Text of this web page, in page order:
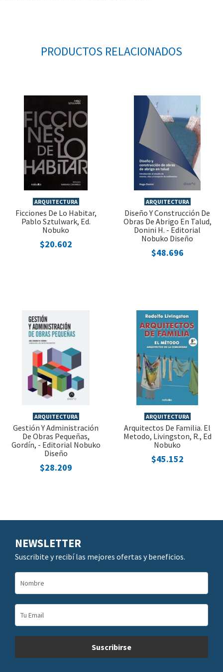
PRODUCTOS RELACIONADOS
ARQUITECTURA
Ficciones De Lo Habitar,
Pablo Sztulwark, Ed.
Nobuko
$20.602
ARQUITECTURA
Diseño Y Construcción De
Obras De Abrigo En Talud,
Donini H. - Editorial
Nobuko Diseño
$48.696
ARQUITECTURA
Gestión Y Administración
De Obras Pequeñas,
Gordín, - Editorial Nobuko
Diseño
$28.209
ARQUITECTURA
Arquitectos De Familia. El
Metodo, Livingston, R., Ed
Nobuko
$45.152
NEWSLETTER
Suscribite y recibí las mejores ofertas y beneficios.